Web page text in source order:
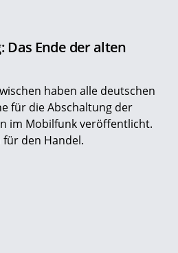
Das Ende der alten
haben alle deutschen
für die Abschaltung der
im Mobilfunk veröffentlicht.
für den Handel.